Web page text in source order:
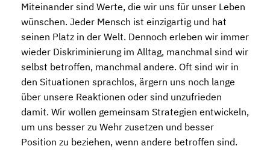
Miteinander sind Werte, die wir uns für unser Leben
wünschen. Jeder Mensch ist einzigartig und hat
seinen Platz in der Welt. Dennoch erleben wir immer
wieder Diskriminierung im Alltag, manchmal sind wir
selbst betroffen, manchmal andere. Oft sind wir in
den Situationen sprachlos, ärgern uns noch lange
über unsere Reaktionen oder sind unzufrieden
damit. Wir wollen gemeinsam Strategien entwickeln,
um uns besser zu Wehr zusetzen und besser
Position zu beziehen, wenn andere betroffen sind.